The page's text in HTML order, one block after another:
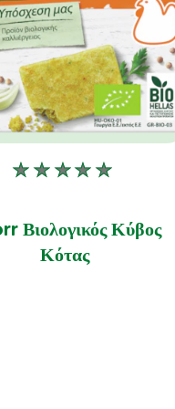
Βιολογικός Κύβος
Κότας
Δεν
αξιολογήσεις
για